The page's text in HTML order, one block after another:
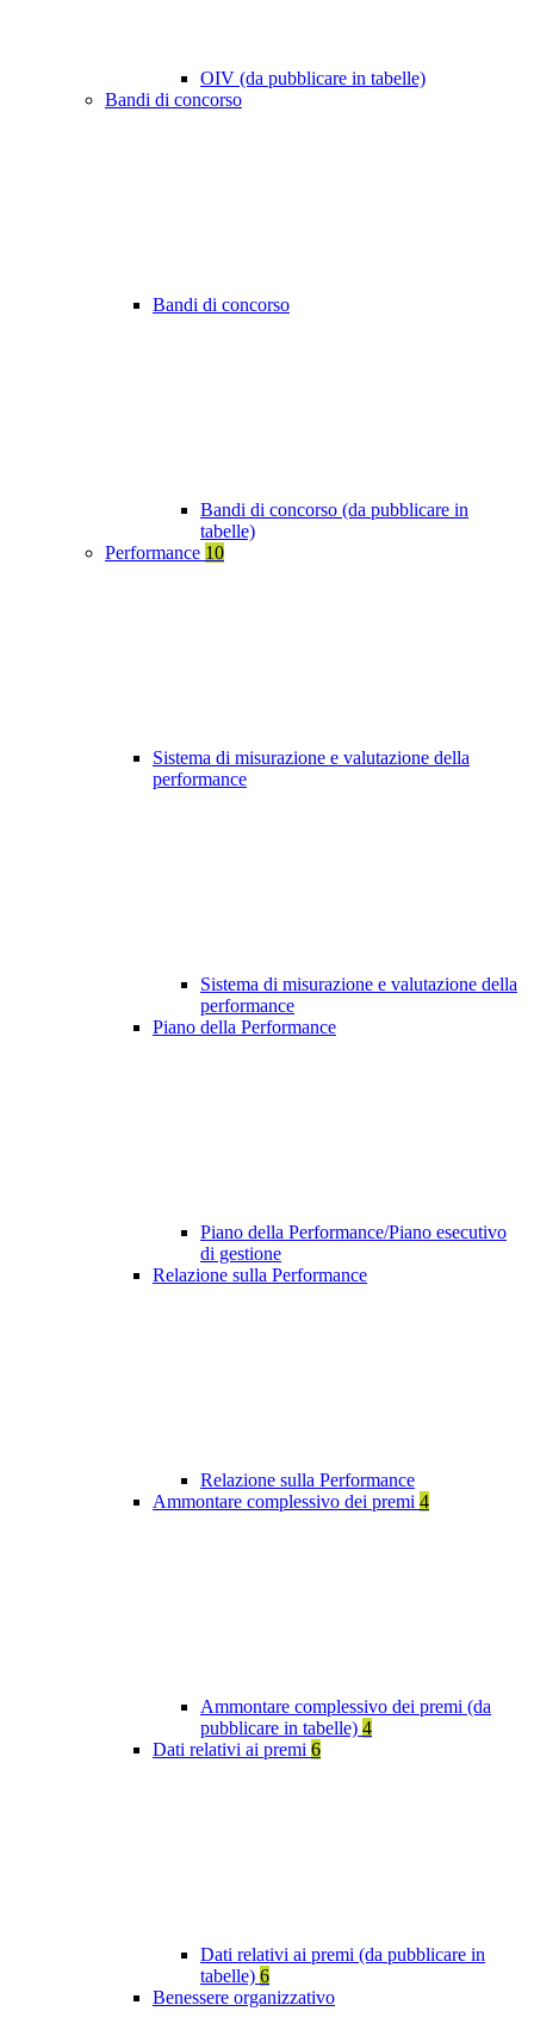
OIV (da pubblicare in tabelle)
Bandi di concorso
Bandi di concorso
Bandi di concorso (da pubblicare in
tabelle)
Performance 10
Sistema di misurazione e valutazione della
performance
Sistema di misurazione e valutazione della
performance
Piano della Performance
Piano della Performance/Piano esecutivo
di gestione
Relazione sulla Performance
Relazione sulla Performance
Ammontare complessivo dei premi 4
Ammontare complessivo dei premi (da
pubblicare in tabelle) 4
Dati relativi ai premi 6
Dati relativi ai premi (da pubblicare in
tabelle) 6
Benessere organizzativo